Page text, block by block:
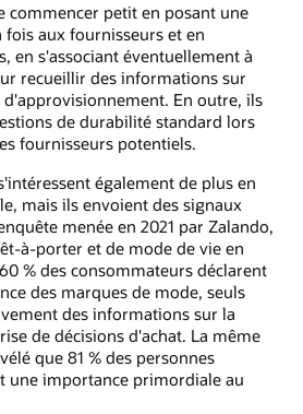
commencer petit en posant une
aux fournisseurs et en
en s'associant éventuellement à
recueillir des informations sur
En outre, ils
de durabilité standard lors
fournisseurs potentiels.
également de plus en
mais ils envoient des signaux
menée en 2021 par Zalando,
à-porter et de mode de vie en
% des consommateurs déclarent
des marques de mode, seuls
des informations sur la
de décisions d'achat. La même
que 81 % des personnes
une importance primordiale au